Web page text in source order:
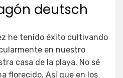
deutsch
he tenido éxito cultivando
en nuestro
casa de la playa. No sé
florecido. Así que en los